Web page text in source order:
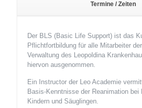
Termine / Zeiten
Der BLS (Basic Life Support) ist das
Pflichtfortbildung für alle Mitarbeiter
Verwaltung des Leopoldina
hiervon ausgenommen.
Ein Instructor der Leo Academie
Basis-Kenntnisse der Reanimation bei
Kindern und Säuglingen.